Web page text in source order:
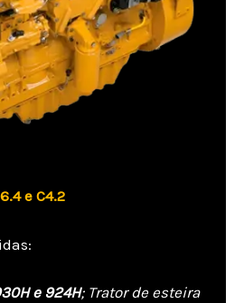
e C4.2
e 924H; Trator de esteira